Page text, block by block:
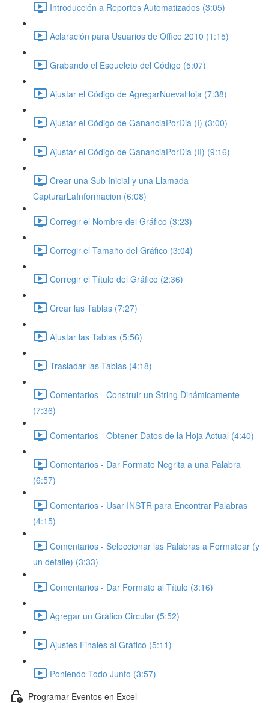
Introducción a Reportes Automatizados (3:05)
Aclaración para Usuarios de Office 2010 (1:15)
Grabando el Esqueleto del Código (5:07)
Ajustar el Código de AgregarNuevaHoja (7:38)
Ajustar el Código de GananciaPorDia (I) (3:00)
Ajustar el Código de GananciaPorDia (II) (9:16)
Crear una Sub Inicial y una Llamada
CapturarLaInformacion (6:08)
Corregir el Nombre del Gráfico (3:23)
Corregir el Tamaño del Gráfico (3:04)
Corregir el Título del Gráfico (2:36)
Crear las Tablas (7:27)
Ajustar las Tablas (5:56)
Trasladar las Tablas (4:18)
Comentarios - Construir un String Dinámicamente
(7:36)
Comentarios - Obtener Datos de la Hoja Actual (4:40)
Comentarios - Dar Formato Negrita a una Palabra
(6:57)
Comentarios - Usar INSTR para Encontrar Palabras
(4:15)
Comentarios - Seleccionar las Palabras a Formatear (y
un detalle) (3:33)
Comentarios - Dar Formato al Título (3:16)
Agregar un Gráfico Circular (5:52)
Ajustes Finales al Gráfico (5:11)
Poniendo Todo Junto (3:57)
Programar Eventos en Excel